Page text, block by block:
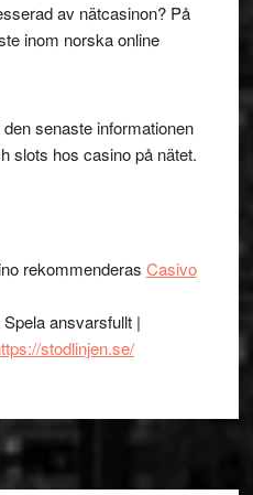
av nätcasinon? På
inom norska online
senaste informationen
slots hos casino på nätet.
rekommenderas Casivo
ansvarsfullt |
stodlinjen.se/